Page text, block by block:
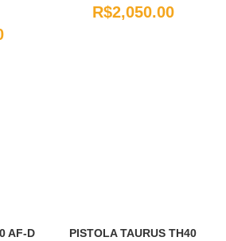
R$2,050.00
AF-D
PISTOLA TAURUS TH40